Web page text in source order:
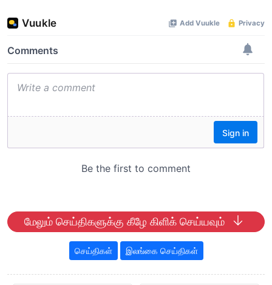
மேலும் செய்திகளுக்கு கீழே கிளிக் செய்யவும்
செய்திகள் இலங்கை செய்திகள்